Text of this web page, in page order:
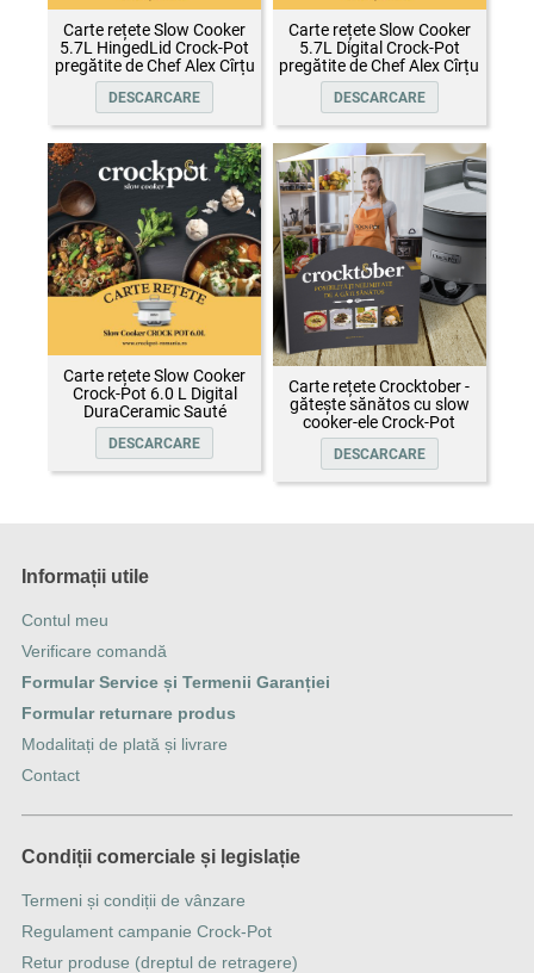
Carte rețete Slow Cooker
5.7L HingedLid Crock-Pot
pregătite de Chef Alex Cîrțu
DESCARCARE
Carte rețete Slow Cooker
5.7L Digital Crock-Pot
pregătite de Chef Alex Cîrțu
DESCARCARE
Carte rețete Slow Cooker
Crock-Pot 6.0 L Digital
DuraCeramic Sauté
DESCARCARE
Carte rețete Crocktober -
gătește sănătos cu slow
cooker-ele Crock-Pot
DESCARCARE
Informații utile
Contul meu
Verificare comandă
Formular Service și Termenii Garanției
Formular returnare produs
Modalitați de plată și livrare
Contact
Condiții comerciale și legislație
Termeni și condiții de vânzare
Regulament campanie Crock-Pot
Retur produse (dreptul de retragere)